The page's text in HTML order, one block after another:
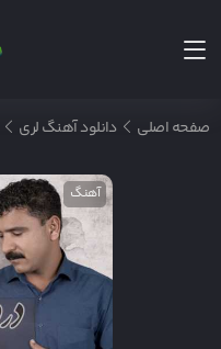
صفحه اصلی دانلود آهنگ لری
آهنگ